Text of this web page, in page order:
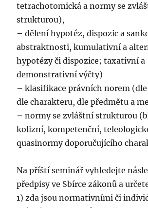
tetrachotomická a normy se
strukturou),
– dělení hypotéz, dispozic a
abstraktnosti, kumulativní a
hypotézy či dispozice; taxativní a
demonstrativní výčty)
– klasifikace právních norem
dle charakteru, dle předmětu a
– normy se zvláštní strukturou
kolizní, kompetenční,
quasinormy doporučujícího
Na příští seminář vyhledejte
předpisy ve Sbírce zákonů a
1) zda jsou normativními či